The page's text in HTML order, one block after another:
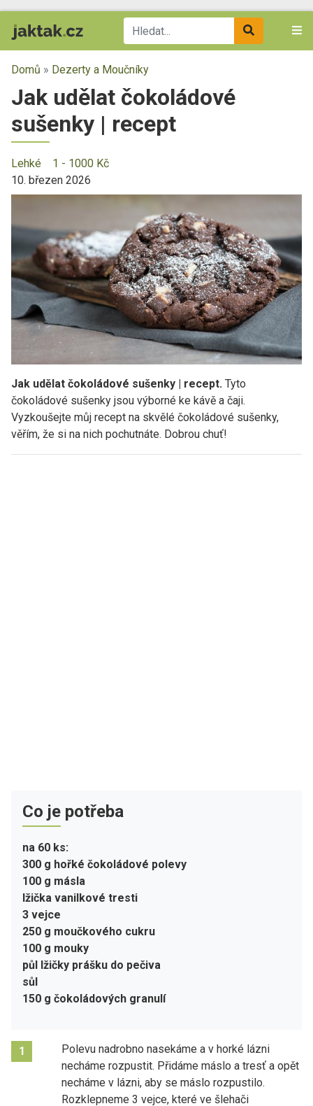
Domů » Dezerty a Moučníky
Jak udělat čokoládové
sušenky | recept
Lehké
1 - 1000 Kč
10. březen 2026
Jak udělat čokoládové sušenky | recept. Tyto
čokoládové sušenky jsou výborné ke kávě a čaji.
Vyzkoušejte můj recept na skvělé čokoládové sušenky,
věřím, že si na nich pochutnáte. Dobrou chuť!
Co je potřeba
na 60 ks:
300 g hořké čokoládové polevy
100 g másla
lžička vanilkové tresti
3 vejce
250 g moučkového cukru
100 g mouky
půl lžičky prášku do pečiva
sůl
150 g čokoládových granulí
1
Polevu nadrobno nasekáme a v horké lázni
necháme rozpustit. Přidáme máslo a tresť a opět
necháme v lázni, aby se máslo rozpustilo.
Rozklepneme 3 vejce, které ve šlehači